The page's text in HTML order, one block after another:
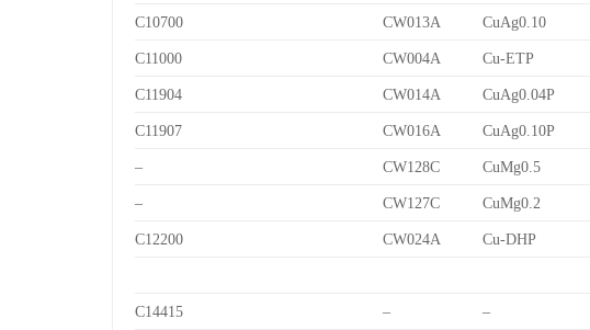
C10700 CW013A CuAg0.10
C11000 CW004A Cu-ETP
C11904 CW014A CuAg0.04P
C11907 CW016A CuAg0.10P
– CW128C CuMg0.5
– CW127C CuMg0.2
C12200 CW024A Cu-DHP
C14415 – –